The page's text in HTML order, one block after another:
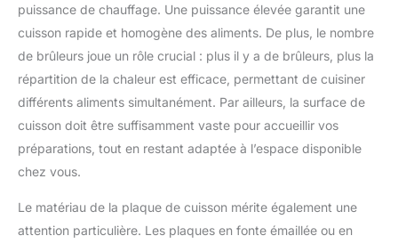
s'adapter à toutes vos envies et
à tous vos espaces.
puissance de chauffage. Une puissance élevée garantit une
cuisson rapide et homogène des aliments. De plus, le nombre
de brûleurs joue un rôle crucial : plus il y a de brûleurs, plus la
répartition de la chaleur est efficace, permettant de cuisiner
différents aliments simultanément. Par ailleurs, la surface de
cuisson doit être suffisamment vaste pour accueillir vos
préparations, tout en restant adaptée à l’espace disponible
chez vous.
Le matériau de la plaque de cuisson mérite également une
attention particulière. Les plaques en fonte émaillée ou en